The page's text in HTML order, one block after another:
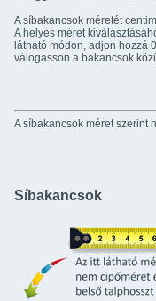
A síbakancsok méretét
A helyes méret
látható módon, adjon hozzá
válogasson a bakancsok
A síbakancsok méret szerint
Síbakancsok